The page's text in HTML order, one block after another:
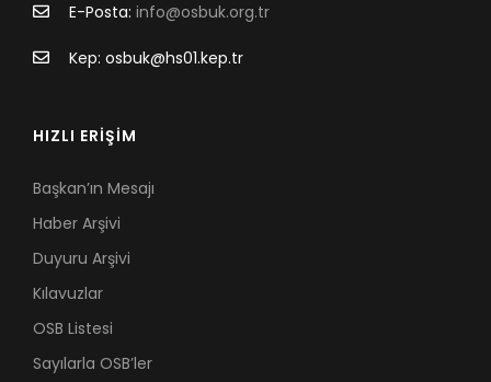
E-Posta: info@osbuk.org.tr
Kep: osbuk@hs01.kep.tr
HIZLI ERİŞİM
Başkan’ın Mesajı
Haber Arşivi
Duyuru Arşivi
Kılavuzlar
OSB Listesi
Sayılarla OSB’ler